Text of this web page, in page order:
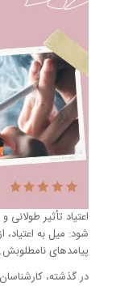
اعتیاد تأثیر
شود: میل به
پیامدهای نامطلوبش.
در گذشته،